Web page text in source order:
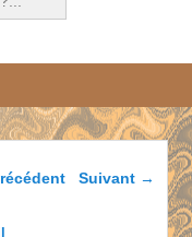
les articles
Suivant →